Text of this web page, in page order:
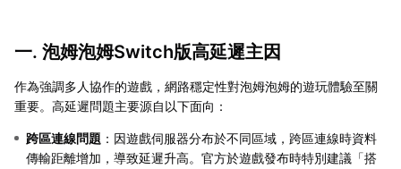
一. 泡姆泡姆Switch版高延遲主因
作為強調多人協作的遊戲，網路穩定性對泡姆泡姆的遊玩體驗至關
重要。高延遲問題主要源自以下面向：
跨區連線問題 ：因遊戲伺服器分布於不同區域，跨區連線時資料
傳輸距離增加，導致延遲升高。官方於遊戲發布時特別建議「搭